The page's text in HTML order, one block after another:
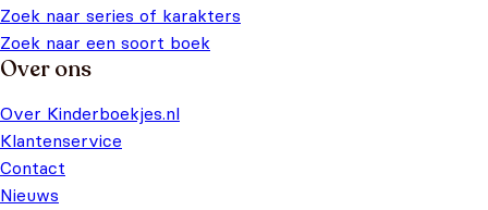
Zoek naar series of karakters
Zoek naar een soort boek
Over ons
Over Kinderboekjes.nl
Klantenservice
Contact
Nieuws